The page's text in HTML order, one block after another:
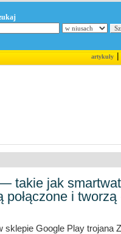
artykuły|
takie jak
i
Google Play trojana